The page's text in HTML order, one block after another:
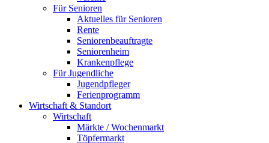
Für Senioren
Aktuelles für Senioren
Rente
Seniorenbeauftragte
Seniorenheim
Krankenpflege
Für Jugendliche
Jugendpfleger
Ferienprogramm
Wirtschaft & Standort
Wirtschaft
Märkte / Wochenmarkt
Töpfermarkt